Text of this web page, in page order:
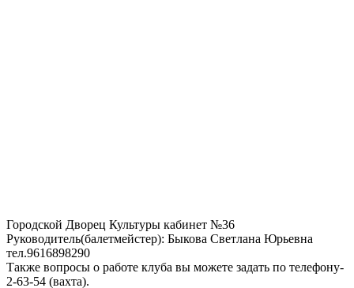
Городской Дворец Культуры кабинет №36
Руководитель(балетмейстер): Быкова Светлана Юрьевна
тел.9616898290
Также вопросы о работе клуба вы можете задать по телефону-
2-63-54 (вахта).